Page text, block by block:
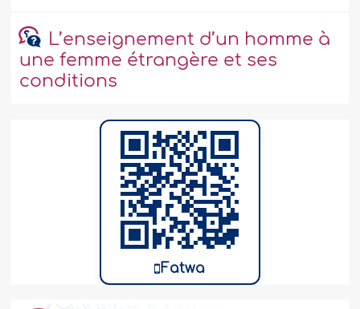
L’enseignement d’un homme à
une femme étrangère et ses
conditions
Fatwa